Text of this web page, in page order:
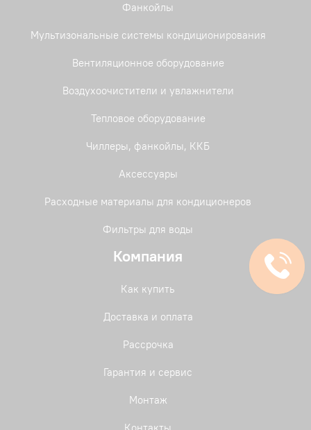
Фанкойлы
Мультизональные системы кондиционирования
Вентиляционное оборудование
Воздухоочистители и увлажнители
Тепловое оборудование
Чиллеры, фанкойлы, ККБ
Аксессуары
Расходные материалы для кондиционеров
Фильтры для воды
Компания
Как купить
Доставка и оплата
Рассрочка
Гарантия и сервис
Монтаж